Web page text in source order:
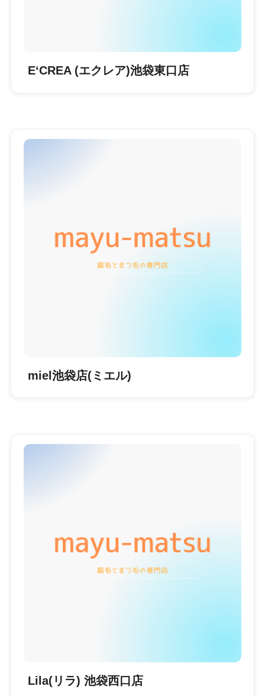
E‘CREA (エクレア)池袋東口店
miel池袋店(ミエル)
Lila(リラ) 池袋西口店